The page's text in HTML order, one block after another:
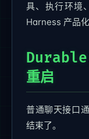
具、执行环境
Harness 产品化
Durable
重启
普通聊天接口
结束了。